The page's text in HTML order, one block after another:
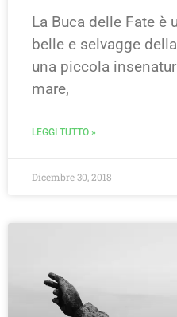
La Buca delle Fate è
belle e selvagge
una piccola
mare,
LEGGI TUTTO »
Dicembre 30, 2018